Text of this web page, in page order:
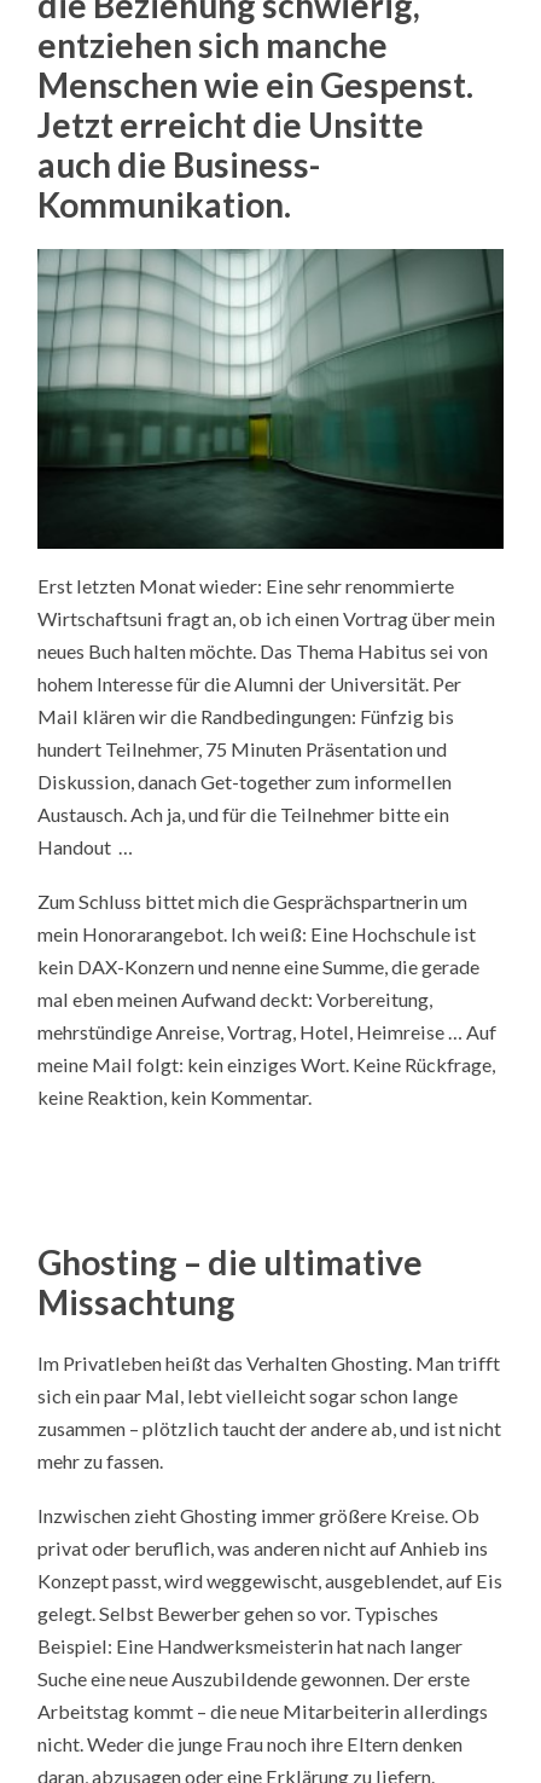
entziehen sich manche
Menschen wie ein Gespenst.
Jetzt erreicht die Unsitte
auch die Business-
Kommunikation.
Erst letzten Monat wieder: Eine sehr renommierte
Wirtschaftsuni fragt an, ob ich einen Vortrag über mein
neues Buch halten möchte. Das Thema Habitus sei von
hohem Interesse für die Alumni der Universität. Per
Mail klären wir die Randbedingungen: Fünfzig bis
hundert Teilnehmer, 75 Minuten Präsentation und
Diskussion, danach Get-together zum informellen
Austausch. Ach ja, und für die Teilnehmer bitte ein
Handout …
Zum Schluss bittet mich die Gesprächspartnerin um
mein Honorarangebot. Ich weiß: Eine Hochschule ist
kein DAX-Konzern und nenne eine Summe, die gerade
mal eben meinen Aufwand deckt: Vorbereitung,
mehrstündige Anreise, Vortrag, Hotel, Heimreise … Auf
meine Mail folgt: kein einziges Wort. Keine Rückfrage,
keine Reaktion, kein Kommentar.
Ghosting – die ultimative
Missachtung
Im Privatleben heißt das Verhalten Ghosting. Man trifft
sich ein paar Mal, lebt vielleicht sogar schon lange
zusammen – plötzlich taucht der andere ab, und ist nicht
mehr zu fassen.
Inzwischen zieht Ghosting immer größere Kreise. Ob
privat oder beruflich, was anderen nicht auf Anhieb ins
Konzept passt, wird weggewischt, ausgeblendet, auf Eis
gelegt. Selbst Bewerber gehen so vor. Typisches
Beispiel: Eine Handwerksmeisterin hat nach langer
Suche eine neue Auszubildende gewonnen. Der erste
Arbeitstag kommt – die neue Mitarbeiterin allerdings
nicht. Weder die junge Frau noch ihre Eltern denken
daran, abzusagen oder eine Erklärung zu liefern.